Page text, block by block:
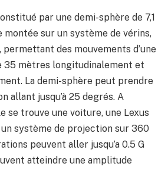
par une demi-sphère de 7,1
sur un système de vérins,
des mouvements d’une
35 mètres longitudinalement et
La demi-sphère peut prendre
allant jusqu’à 25 degrés. A
se trouve une voiture, une Lexus
système de projection sur 360
peuvent aller jusqu’a 0.5 G
atteindre une amplitude